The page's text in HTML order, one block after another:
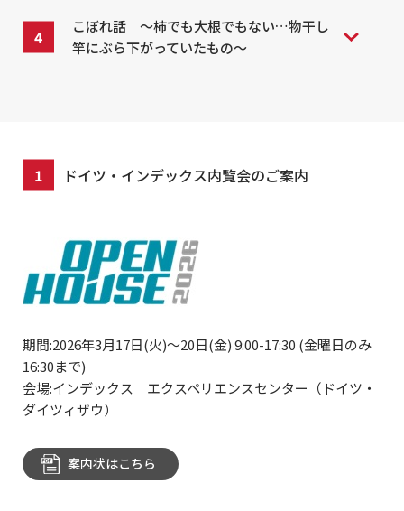
こぼれ話 ～柿でも大根でもない…物干し
竿にぶら下がっていたもの～
ドイツ・インデックス内覧会のご案内
期間:2026年3月17日(火)～20日(金) 9:00-17:30 (金曜日のみ
16:30まで)
会場:インデックス エクスペリエンスセンター（ドイツ・
ダイツィザウ）
案内状はこちら